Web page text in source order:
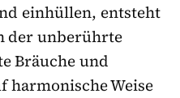
einhüllen, entsteht
der unberührte
Bräuche und
harmonische Weise